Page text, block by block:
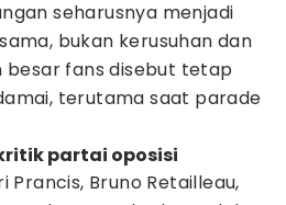
seharusnya menjadi
bukan kerusuhan dan
besar fans disebut tetap
terutama saat parade
partai oposisi
Prancis, Bruno Retailleau,